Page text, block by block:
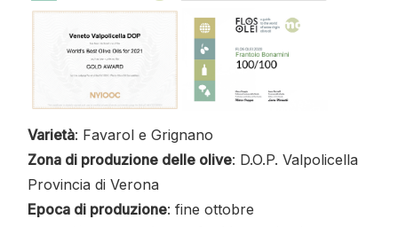
Varietà: Favarol e Grignano
Zona di produzione delle olive: D.O.P. Valpolicella
Provincia di Verona
Epoca di produzione: fine ottobre